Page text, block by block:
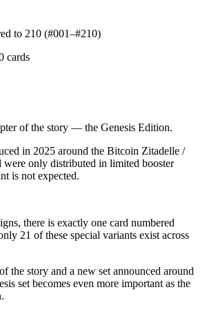
to 210 (#001–#210)
cards
of the story — the Genesis Edition.
in 2025 around the Bitcoin Zitadelle /
were only distributed in limited booster
is not expected.
there is exactly one card numbered
21 of these special variants exist across
the story and a new set announced around
set becomes even more important as the